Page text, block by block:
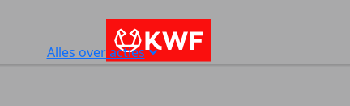
Alles over acties